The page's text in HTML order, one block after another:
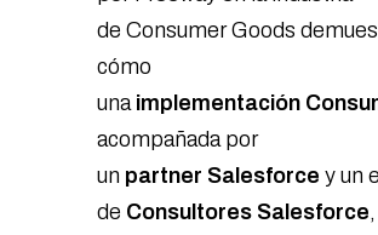
de Consumer Goods
cómo
una implementación
acompañada por
un partner Salesforce y un
de Consultores Salesforce